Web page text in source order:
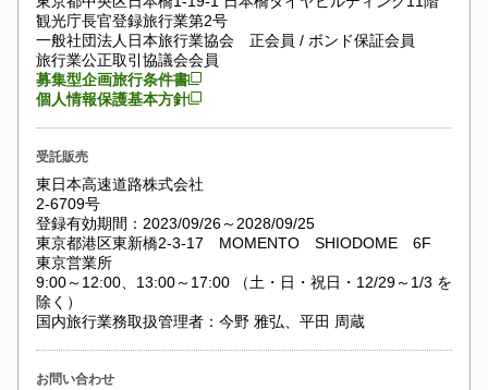
観光庁長官登録旅行業第2号
一般社団法人日本旅行業協会 正会員 / ボンド保証会員
旅行業公正取引協議会会員
募集型企画旅行条件書
個人情報保護基本方針
受託販売
東日本高速道路株式会社
2-6709号
登録有効期間：2023/09/26～2028/09/25
東京都港区東新橋2-3-17 MOMENTO SHIODOME 6F
東京営業所
9:00～12:00、13:00～17:00 （土・日・祝日・12/29～1/3 を
除く）
国内旅行業務取扱管理者：今野 雅弘、平田 周蔵
お問い合わせ